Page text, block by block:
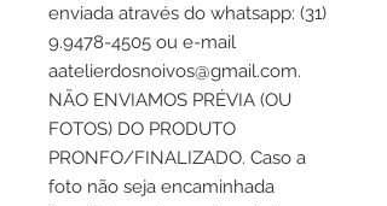
enviada através do whatsapp: (31)
9.9478-4505 ou e-mail
aatelierdosnoivos@gmail.com.
NÃO ENVIAMOS PRÉVIA (OU
FOTOS) DO PRODUTO
PRONFO/FINALIZADO. Caso a
foto não seja encaminhada